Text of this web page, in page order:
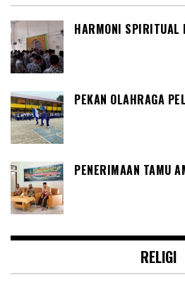
HARMONI SPIRITUAL
PEKAN OLAHRAGA
PENERIMAAN TAMU
RELIGI